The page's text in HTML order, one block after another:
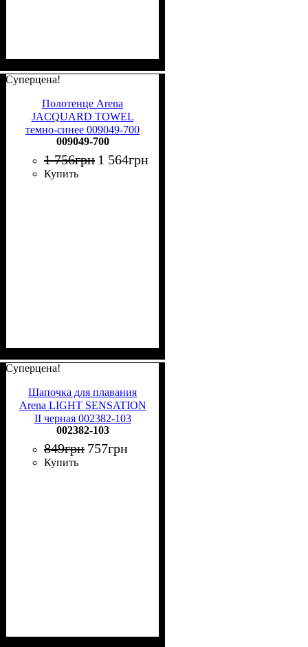
Суперцена!
Полотенце Arena
JACQUARD TOWEL
темно-синее 009049-700
009049-700
1 756грн 1 564грн
Купить
Суперцена!
Шапочка для плавания
Arena LIGHT SENSATION
II черная 002382-103
002382-103
849грн 757грн
Купить